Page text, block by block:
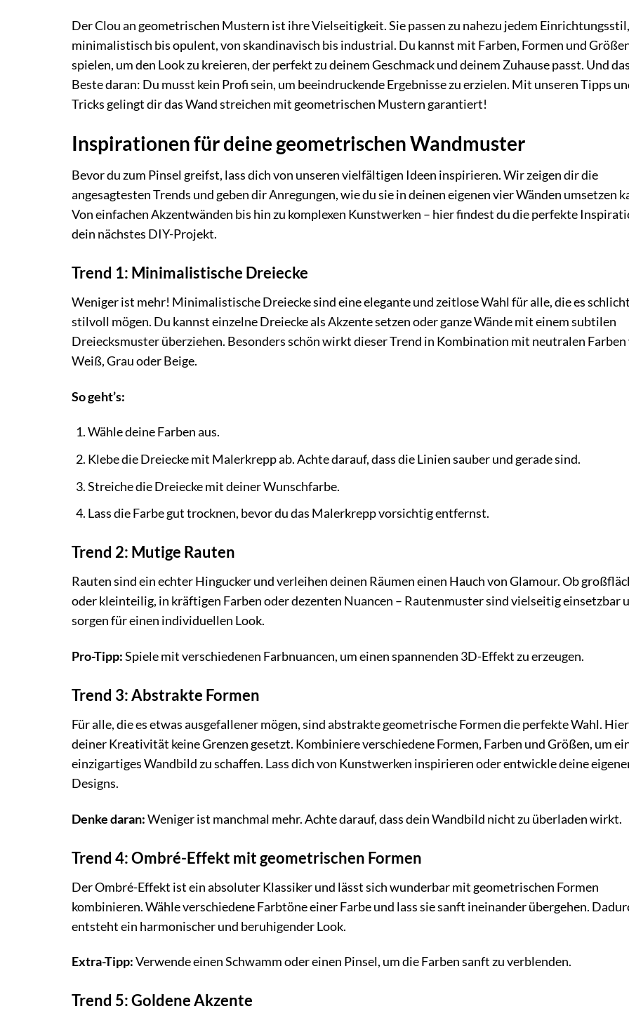
Der Clou an geometrischen Mustern ist ihre Vielseitigkeit. Sie passen zu nahezu jedem
minimalistisch bis opulent, von skandinavisch bis industrial. Du kannst mit Farben, Formen und
spielen, um den Look zu kreieren, der perfekt zu deinem Geschmack und deinem Zuhause passt. Und das
Beste daran: Du musst kein Profi sein, um beeindruckende Ergebnisse zu erzielen. Mit unseren Tipps
Tricks gelingt dir das Wand streichen mit geometrischen Mustern garantiert!
Inspirationen für deine geometrischen Wandmuster
Bevor du zum Pinsel greifst, lass dich von unseren vielfältigen Ideen inspirieren. Wir zeigen dir die
angesagtesten Trends und geben dir Anregungen, wie du sie in deinen eigenen vier Wänden umsetzen
Von einfachen Akzentwänden bis hin zu komplexen Kunstwerken – hier findest du die perfekte
dein nächstes DIY-Projekt.
Trend 1: Minimalistische Dreiecke
Weniger ist mehr! Minimalistische Dreiecke sind eine elegante und zeitlose Wahl für alle, die es
stilvoll mögen. Du kannst einzelne Dreiecke als Akzente setzen oder ganze Wände mit einem subtilen
Dreiecksmuster überziehen. Besonders schön wirkt dieser Trend in Kombination mit neutralen Farben
Weiß, Grau oder Beige.
So geht’s:
Wähle deine Farben aus.
Klebe die Dreiecke mit Malerkrepp ab. Achte darauf, dass die Linien sauber und gerade sind.
Streiche die Dreiecke mit deiner Wunschfarbe.
Lass die Farbe gut trocknen, bevor du das Malerkrepp vorsichtig entfernst.
Trend 2: Mutige Rauten
Rauten sind ein echter Hingucker und verleihen deinen Räumen einen Hauch von Glamour. Ob
oder kleinteilig, in kräftigen Farben oder dezenten Nuancen – Rautenmuster sind vielseitig einsetzbar
sorgen für einen individuellen Look.
Pro-Tipp:Spiele mit verschiedenen Farbnuancen, um einen spannenden 3D-Effekt zu erzeugen.
Trend 3: Abstrakte Formen
Für alle, die es etwas ausgefallener mögen, sind abstrakte geometrische Formen die perfekte Wahl.
deiner Kreativität keine Grenzen gesetzt. Kombiniere verschiedene Formen, Farben und Größen, um
einzigartiges Wandbild zu schaffen. Lass dich von Kunstwerken inspirieren oder entwickle deine
Designs.
Denke daran:Weniger ist manchmal mehr. Achte darauf, dass dein Wandbild nicht zu überladen wirkt.
Trend 4: Ombré-Effekt mit geometrischen Formen
Der Ombré-Effekt ist ein absoluter Klassiker und lässt sich wunderbar mit geometrischen Formen
kombinieren. Wähle verschiedene Farbtöne einer Farbe und lass sie sanft ineinander übergehen.
entsteht ein harmonischer und beruhigender Look.
Extra-Tipp:Verwende einen Schwamm oder einen Pinsel, um die Farben sanft zu verblenden.
Trend 5: Goldene Akzente